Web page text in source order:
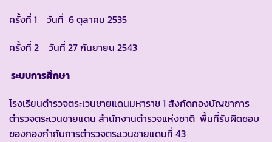
ครั้งที่ 1 วันที่ 6 ตุลาคม 2535
ครั้งที่ 2 วันที่ 27 กันยายน 2543
ระบบการศึกษา
โรงเรียนตำรวจตระเวนชายแดนมหาราช 1 สังกัดกองบัญชาการ
ตำรวจตระเวนชายแดน สำนักงานตำรวจแห่งชาติ พื้นที่รับผิดชอบ
ของกองกำกับการตำรวจตระเวนชายแดนที่ 43